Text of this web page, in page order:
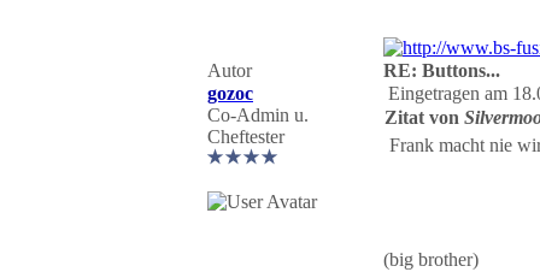
Autor
RE: Buttons...
gozoc
Co-Admin u.
Cheftester
Eingetragen am
Zitat von
Frank macht nie
(big brother)